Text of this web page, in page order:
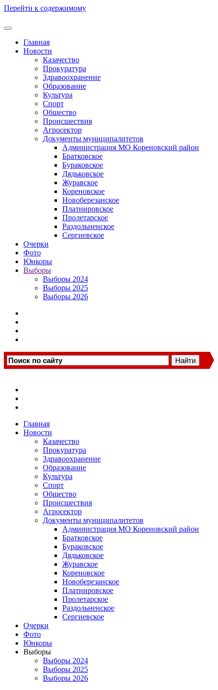
Перейти к содержимому
Главная
Новости
Казачество
Прокуратура
Здравоохранение
Образование
Культура
Спорт
Общество
Происшествия
Агросектор
Документы муниципалитетов
Администрация МО Кореновский район
Братковское
Бураковское
Дядьковское
Журавское
Кореновское
Новоберезанское
Платнировское
Пролетарское
Раздольненское
Сергиевское
Очерки
Фото
Юнкоры
Выборы
Выборы 2024
Выборы 2025
Выборы 2026
Главная
Новости
Казачество
Прокуратура
Здравоохранение
Образование
Культура
Спорт
Общество
Происшествия
Агросектор
Документы муниципалитетов
Администрация МО Кореновский район
Братковское
Бураковское
Дядьковское
Журавское
Кореновское
Новоберезанское
Платнировское
Пролетарское
Раздольненское
Сергиевское
Очерки
Фото
Юнкоры
Выборы
Выборы 2024
Выборы 2025
Выборы 2026